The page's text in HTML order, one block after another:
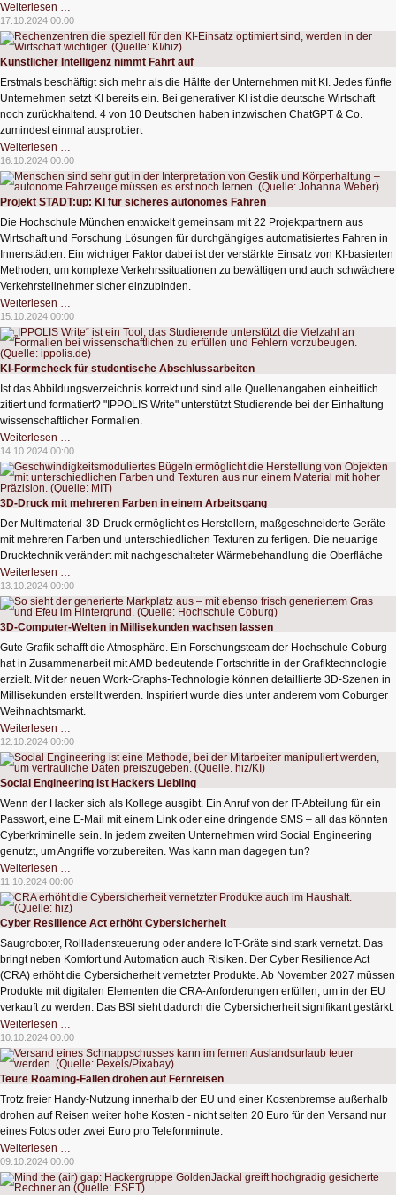
Weiterlesen …
-
die
verkannte
Gefahr
17.10.2024 00:00
Künstlicher Intelligenz nimmt Fahrt auf
Erstmals beschäftigt sich mehr als die Hälfte der Unternehmen mit KI. Jedes fünfte
Unternehmen setzt KI bereits ein. Bei generativer KI ist die deutsche Wirtschaft
noch zurückhaltend. 4 von 10 Deutschen haben inzwischen ChatGPT & Co.
zumindest einmal ausprobiert
Weiterlesen …
Intelligenz
nimmt
Fahrt
auf
16.10.2024 00:00
Projekt STADT:up: KI für sicheres autonomes Fahren
Die Hochschule München entwickelt gemeinsam mit 22 Projektpartnern aus
Wirtschaft und Forschung Lösungen für durchgängiges automatisiertes Fahren in
Innenstädten. Ein wichtiger Faktor dabei ist der verstärkte Einsatz von KI-basierten
Methoden, um komplexe Verkehrssituationen zu bewältigen und auch schwächere
Verkehrsteilnehmer sicher einzubinden.
Weiterlesen …
STADT:up:
KI
für
sicheres
autonomes
Fahren
15.10.2024 00:00
KI-Formcheck für studentische Abschlussarbeiten
Ist das Abbildungsverzeichnis korrekt und sind alle Quellenangaben einheitlich
zitiert und formatiert? "IPPOLIS Write" unterstützt Studierende bei der Einhaltung
wissenschaftlicher Formalien.
Weiterlesen …
Formcheck
für
studentische
Abschlussarbeiten
14.10.2024 00:00
3D-Druck mit mehreren Farben in einem Arbeitsgang
Der Multimaterial-3D-Druck ermöglicht es Herstellern, maßgeschneiderte Geräte
mit mehreren Farben und unterschiedlichen Texturen zu fertigen. Die neuartige
Drucktechnik verändert mit nachgeschalteter Wärmebehandlung die Oberfläche
Weiterlesen …
Druck
mit
mehreren
Farben
in
Arbeitsgang
13.10.2024 00:00
3D-Computer-Welten in Millisekunden wachsen lassen
Gute Grafik schafft die Atmosphäre. Ein Forschungsteam der Hochschule Coburg
hat in Zusammenarbeit mit AMD bedeutende Fortschritte in der Grafiktechnologie
erzielt. Mit der neuen Work-Graphs-Technologie können detaillierte 3D-Szenen in
Millisekunden erstellt werden. Inspiriert wurde dies unter anderem vom Coburger
Weihnachtsmarkt.
Weiterlesen …
Computer-
Welten
in
Millisekunden
wachsen
lassen
12.10.2024 00:00
Social Engineering ist Hackers Liebling
Wenn der Hacker sich als Kollege ausgibt. Ein Anruf von der IT-Abteilung für ein
Passwort, eine E-Mail mit einem Link oder eine dringende SMS – all das könnten
Cyberkriminelle sein. In jedem zweiten Unternehmen wird Social Engineering
genutzt, um Angriffe vorzubereiten. Was kann man dagegen tun?
Weiterlesen …
Engineering
ist
Hackers
Liebling
11.10.2024 00:00
Cyber Resilience Act erhöht Cybersicherheit
Saugroboter, Rollladensteuerung oder andere IoT-Gräte sind stark vernetzt. Das
bringt neben Komfort und Automation auch Risiken. Der Cyber Resilience Act
(CRA) erhöht die Cybersicherheit vernetzter Produkte. Ab November 2027 müssen
Produkte mit digitalen Elementen die CRA-Anforderungen erfüllen, um in der EU
verkauft zu werden. Das BSI sieht dadurch die Cybersicherheit signifikant gestärkt.
Weiterlesen …
Resilience
Act
erhöht
Cybersicherheit
10.10.2024 00:00
Teure Roaming-Fallen drohen auf Fernreisen
Trotz freier Handy-Nutzung innerhalb der EU und einer Kostenbremse außerhalb
drohen auf Reisen weiter hohe Kosten - nicht selten 20 Euro für den Versand nur
eines Fotos oder zwei Euro pro Telefonminute.
Weiterlesen …
Roaming-
Fallen
drohen
auf
09.10.2024 00:00